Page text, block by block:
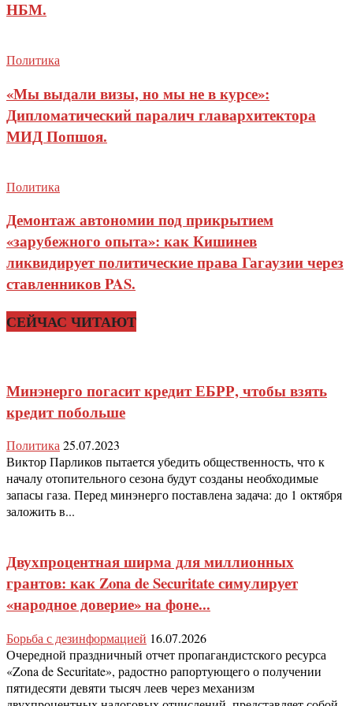
НБМ.
Политика
«Мы выдали визы, но мы не в курсе»:
Дипломатический паралич главархитектора
МИД Попшоя.
Политика
Демонтаж автономии под прикрытием
«зарубежного опыта»: как Кишинев
ликвидирует политические права Гагаузии через
ставленников PAS.
СЕЙЧАС ЧИТАЮТ
Минэнерго погасит кредит ЕБРР, чтобы взять
кредит побольше
Политика25.07.2023
Виктор Парликов пытается убедить общественность, что к
началу отопительного сезона будут созданы необходимые
запасы газа. Перед минэнерго поставлена задача: до 1 октября
заложить в...
Двухпроцентная ширма для миллионных
грантов: как Zona de Securitate симулирует
«народное доверие» на фоне...
Борьба с дезинформацией 16.07.2026
Очередной праздничный отчет пропагандистского ресурса
«Zona de Securitate», радостно рапортующего о получении
пятидесяти девяти тысяч леев через механизм